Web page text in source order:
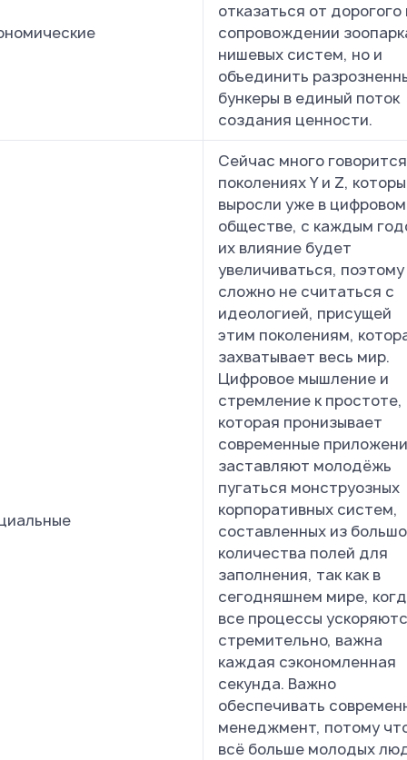
отказаться от дорогого
сопровождении
нишевых систем, но и
объединить
бункеры в единый поток
создания ценности.
Сейчас много
поколениях Y и Z,
выросли уже в цифровом
обществе, с каждым
их влияние будет
увеличиваться, поэтому
сложно не считаться с
идеологией, присущей
этим поколениям,
захватывает весь мир.
Цифровое мышление и
стремление к простоте,
которая пронизывает
современные
заставляют молодёжь
пугаться монструозных
корпоративных систем,
составленных из
количества полей для
заполнения, так как в
сегодняшнем мире,
все процессы
стремительно, важна
каждая сэкономленная
секунда. Важно
обеспечивать
менеджмент, потому
всё больше молодых